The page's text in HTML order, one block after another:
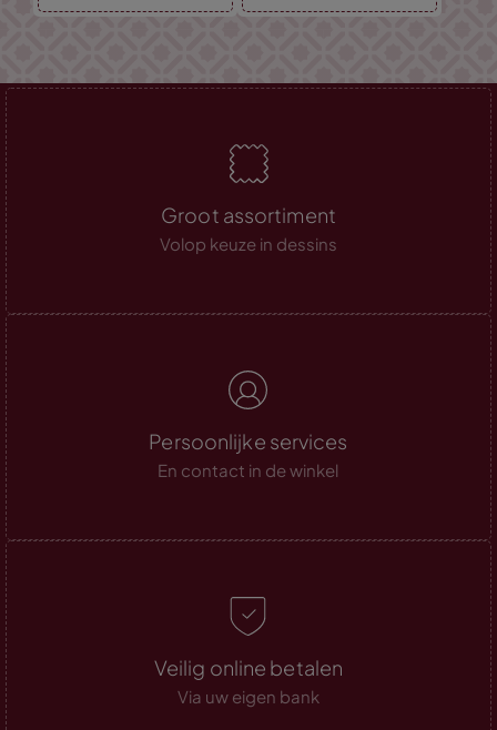
Groot assortiment
Volop keuze in dessins
Persoonlijke services
En contact in de winkel
Veilig online betalen
Via uw eigen bank